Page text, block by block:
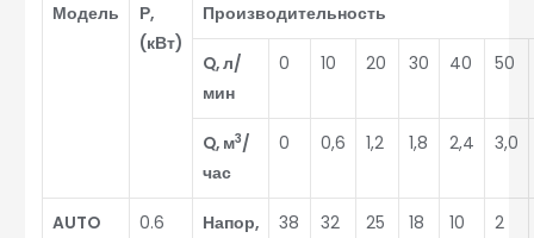
Модель
Р,
(кВт)
Производительность
Q, л/
мин
0 10 20 30 40 50
Q, м3/
час
0 0,6 1,2 1,8 2,4 3,0
AUTO
0.6
Напор,
38 32 25 18 10 2